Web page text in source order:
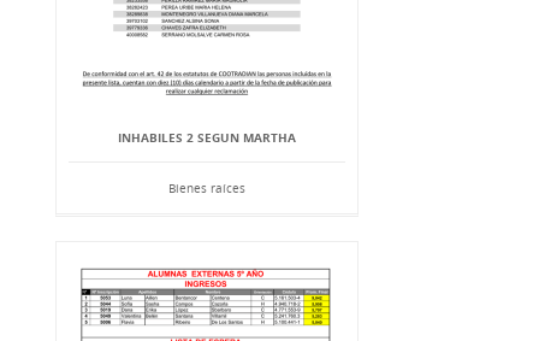
INHABILES 2 SEGUN MARTHA
Bienes raíces